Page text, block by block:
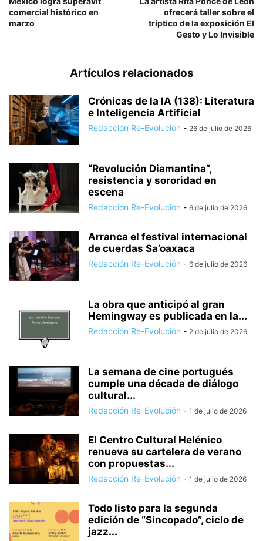
comercial histórico en
marzo
ofrecerá taller sobre el
tríptico de la exposición El
Gesto y Lo Invisible
Artículos relacionados
Crónicas de la IA (138): Literatura
e Inteligencia Artificial
Redacción Re-Evolución - 26 de julio de 2026
“Revolución Diamantina”,
resistencia y sororidad en
escena
Redacción Re-Evolución - 6 de julio de 2026
Arranca el festival internacional
de cuerdas Sa’oaxaca
Redacción Re-Evolución - 6 de julio de 2026
La obra que anticipó al gran
Hemingway es publicada en la...
Redacción Re-Evolución - 2 de julio de 2026
La semana de cine portugués
cumple una década de diálogo
cultural...
Redacción Re-Evolución - 1 de julio de 2026
El Centro Cultural Helénico
renueva su cartelera de verano
con propuestas...
Redacción Re-Evolución - 1 de julio de 2026
Todo listo para la segunda
edición de “Sincopado”, ciclo de
jazz...